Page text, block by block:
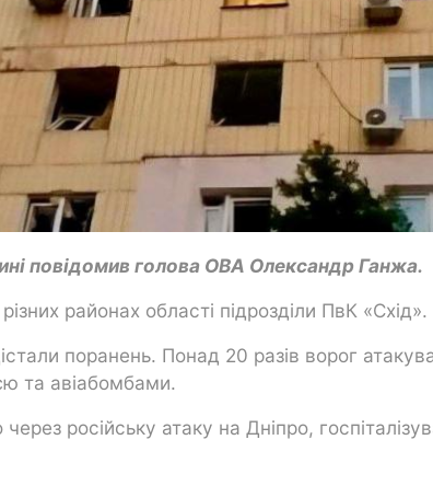
повідомив голова ОВА Олександр Ганжа.
районах області підрозділи ПвК «Схід».
поранень. Понад 20 разів ворог
та авіабомбами.
російську атаку на Дніпро,